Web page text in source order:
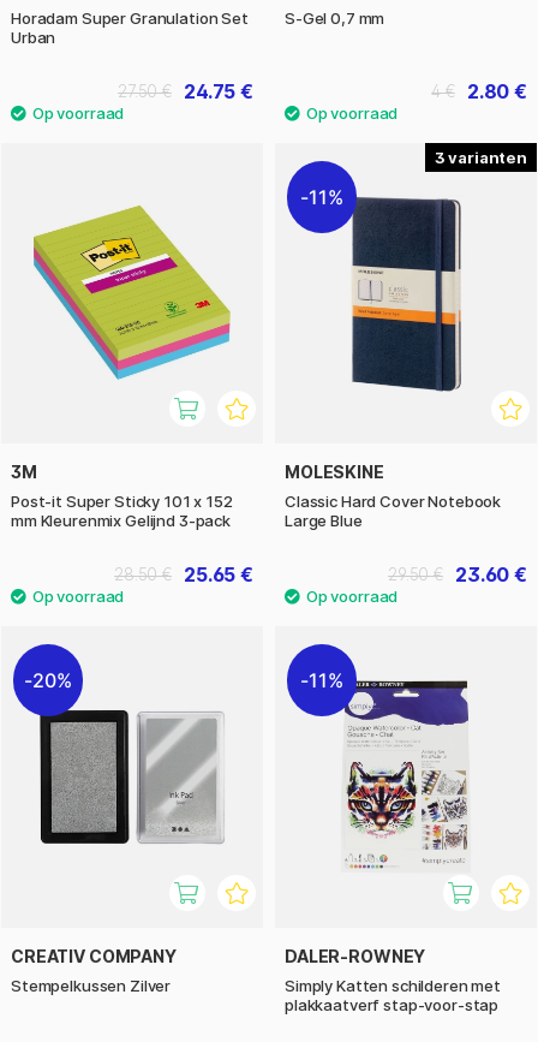
Horadam Super Granulation Set
Urban
24.75 €
27.50 €
S-Gel 0,7 mm
2.80 €
4 €
3M
Post-it Super Sticky 101 x 152
mm Kleurenmix Gelijnd 3-pack
25.65 €
28.50 €
3
11%
MOLESKINE
Classic Hard Cover Notebook
Large Blue
23.60 €
29.50 €
20%
CREATIV COMPANY
Stempelkussen Zilver
11%
DALER-ROWNEY
Simply Katten schilderen met
plakkaatverf stap-voor-stap